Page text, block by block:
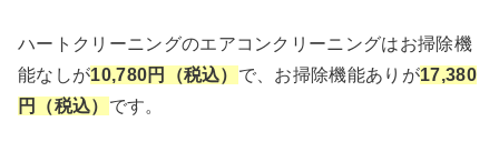
ハートクリーニングのエアコンクリーニングはお掃除機
能なしが10,780円（税込） で、お掃除機能ありが17,380
円（税込） です。